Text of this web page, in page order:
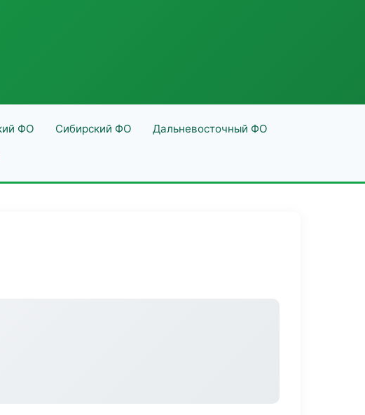
ФО Сибирский ФО Дальневосточный ФО